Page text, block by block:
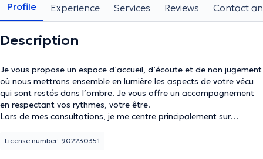
Profile Experience Services Reviews Contact
Description
Je vous propose un espace d’accueil, d’écoute et de non jugement
où nous mettrons ensemble en lumière les aspects de votre vécu
qui sont restés dans l’ombre. Je vous offre un accompagnement
en respectant vos rythmes, votre être.
Lors de mes consultations, je me centre principalement sur
peux également utiliser des techniques de méditation, thérapies
License number: 902230351